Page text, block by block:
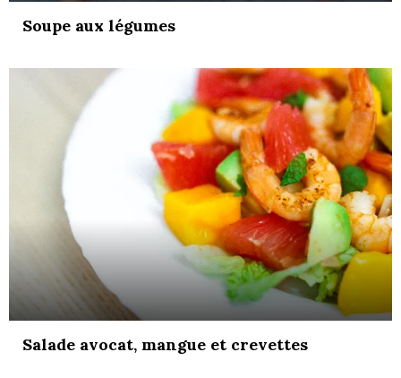
Soupe aux légumes
Salade avocat, mangue et crevettes